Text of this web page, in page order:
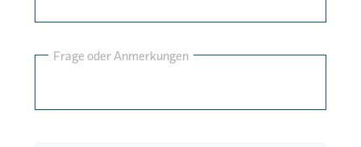
Frage oder Anmerkungen